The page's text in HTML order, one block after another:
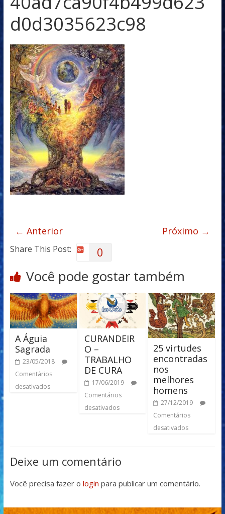
d0d3035623c98
← Anterior Próximo →
Share This Post: 0
Você pode gostar também
A Águia
Sagrada
23/05/2018
Comentários
desativados
CURANDEIR
O –
TRABALHO
DE CURA
17/06/2019
Comentários
desativados
25 virtudes
encontradas
nos
melhores
homens
27/12/2019
Comentários
desativados
Deixe um comentário
Você precisa fazer o login para publicar um comentário.